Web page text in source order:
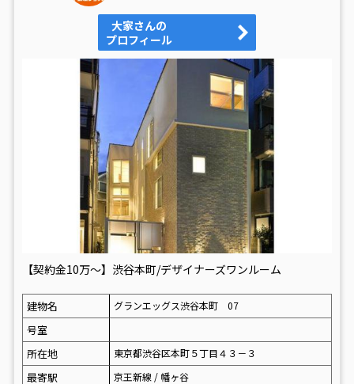
大家さんの
プロフィール
【契約金10万～】渋谷本町/デザイナーズワンルーム
建物名 グランエッグス渋谷本町 07
号室
所在地
東京都渋谷区本町５丁目４３－３
最寄駅 京王新線 / 幡ヶ谷